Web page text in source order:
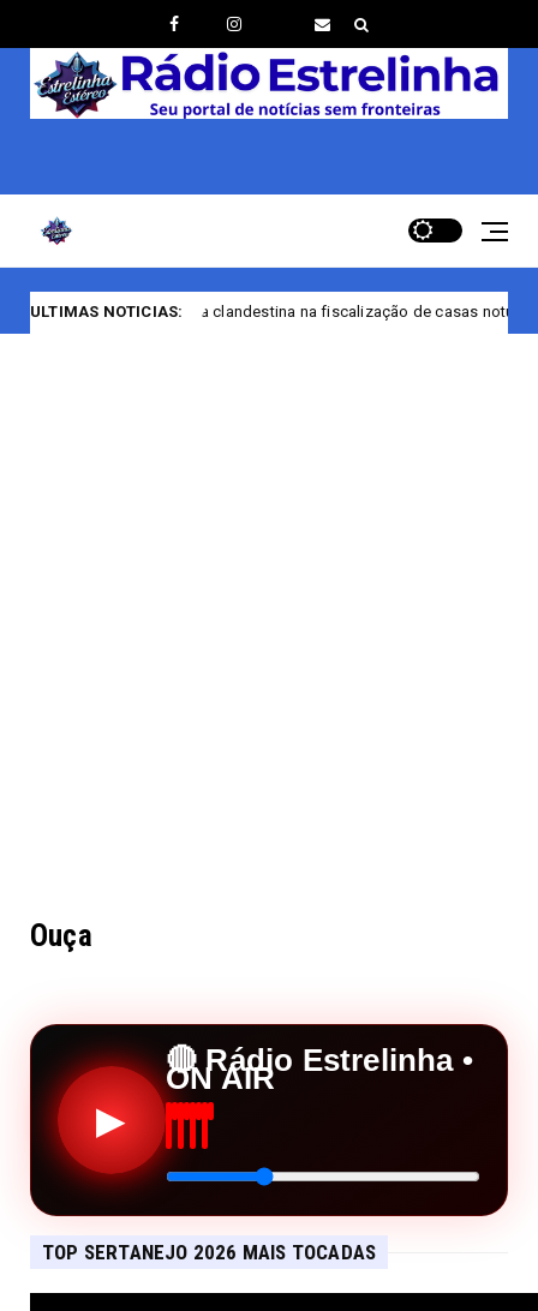
ULTIMAS NOTICIAS:
clandestina na fiscalização de casas noturnas de Manaus/AM
Ouça
▶
🔴 Rádio Estrelinha •
ON AIR
TOP SERTANEJO 2026 MAIS TOCADAS